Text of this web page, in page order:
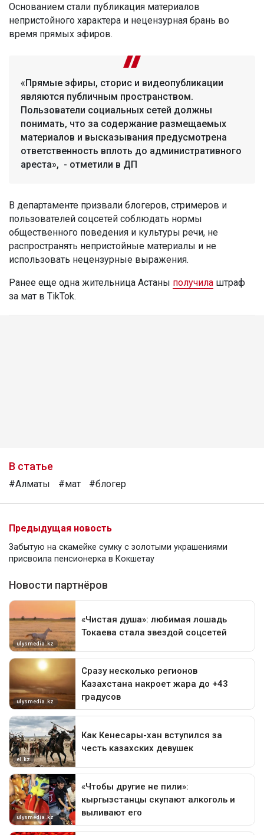
Основанием стали публикация материалов
непристойного характера и нецензурная брань во
время прямых эфиров.
«Прямые эфиры, сторис и видеопубликации
являются публичным пространством.
Пользователи социальных сетей должны
понимать, что за содержание размещаемых
материалов и высказывания предусмотрена
ответственность вплоть до административного
ареста», - отметили в ДП
В департаменте призвали блогеров, стримеров и
пользователей соцсетей соблюдать нормы
общественного поведения и культуры речи, не
распространять непристойные материалы и не
использовать нецензурные выражения.
Ранее еще одна жительница Астаны получила штраф
за мат в TikTok.
В статье
#Алматы #мат #блогер
Предыдущая новость
Забытую на скамейке сумку с золотыми украшениями
присвоила пенсионерка в Кокшетау